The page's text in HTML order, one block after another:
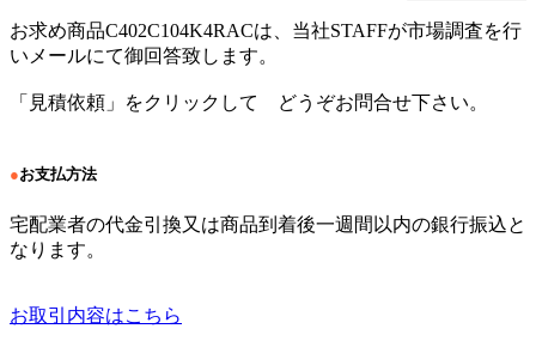
お求め商品C402C104K4RACは、当社STAFFが市場調査を行
いメールにて御回答致します。
「見積依頼」をクリックして どうぞお問合せ下さい。
●お支払方法
宅配業者の代金引換又は商品到着後一週間以内の銀行振込と
なります。
お取引内容はこちら